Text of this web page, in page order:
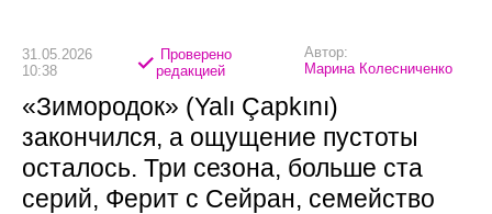
31.05.2026
10:38
Проверено
редакцией
Автор:
Марина Колесниченко
«Зимородок» (Yalı Çapkını)
закончился, а ощущение пустоты
осталось. Три сезона, больше ста
серий, Ферит с Сейран, семейство